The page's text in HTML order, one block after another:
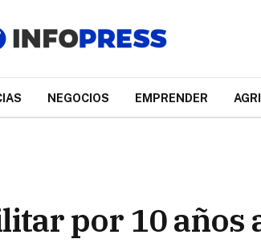
NEGOCIOS EMPRENDER
por 10 años